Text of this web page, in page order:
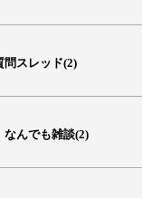
問スレッド(2)
なんでも雑談(2)